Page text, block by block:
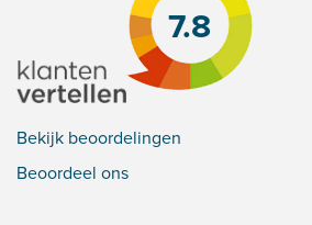
7.8
Bekijk beoordelingen
Beoordeel ons